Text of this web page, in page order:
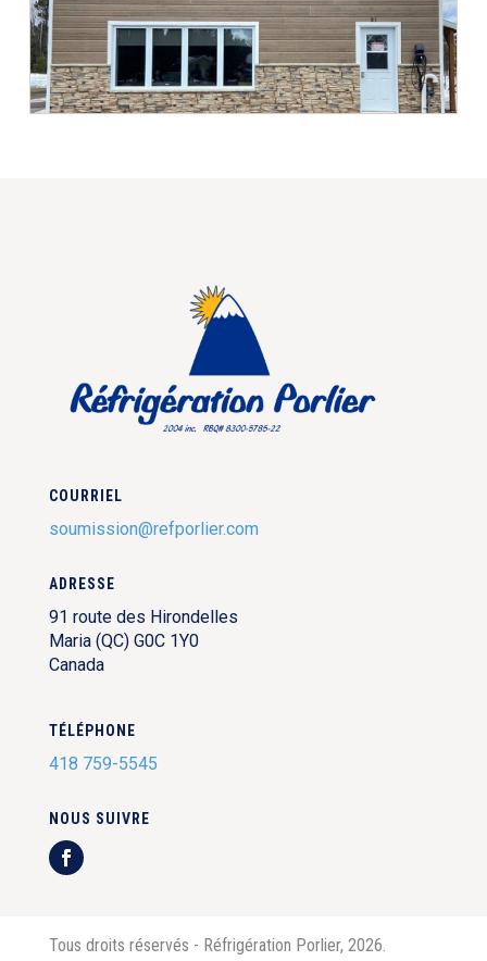
COURRIEL
soumission@refporlier.com
ADRESSE
91 route des Hirondelles
Maria (QC) G0C 1Y0
Canada
TÉLÉPHONE
418 759-5545
NOUS SUIVRE
Tous droits réservés - Réfrigération Porlier, 2026.